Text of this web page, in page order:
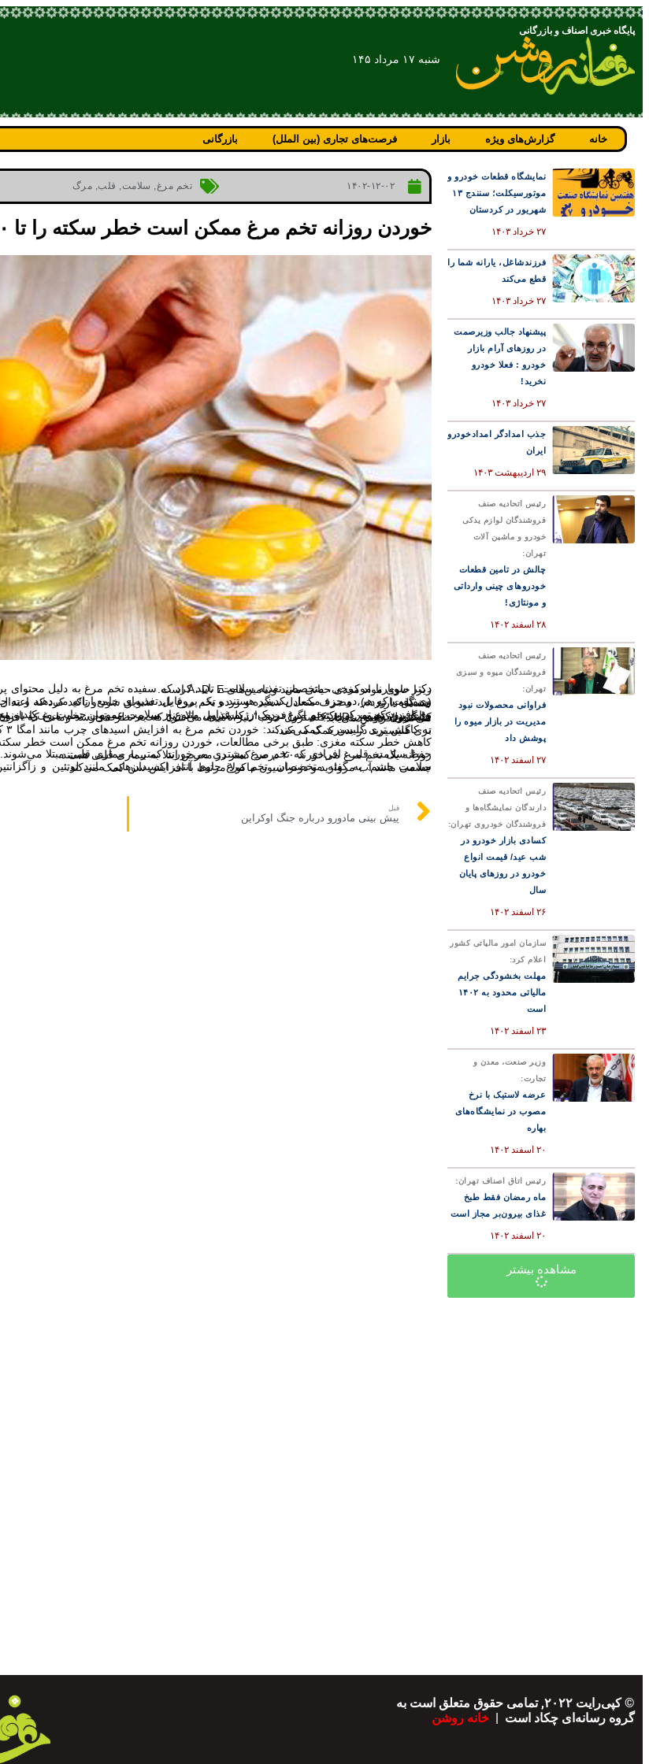
پایگاه خبری اصناف و بازرگانی
شنبه ۱۷ مرداد ۱۴۵
خانه گزارش‌های ویژه بازار فرصت‌های تجاری (بین الملل) بازرگانی
نمایشگاه قطعات خودرو و
موتورسیکلت؛ سنندج ۱۳
شهریور در کردستان
۲۷ خرداد ۱۴۰۳
فرزندشاغل، یارانه شما را
قطع می‌کند
۲۷ خرداد ۱۴۰۳
پیشنهاد جالب وزیرصمت
در روزهای آرام بازار
خودرو : فعلا خودرو
نخرید!
۲۷ خرداد ۱۴۰۳
جذب امدادگر امدادخودرو
ایران
۲۹ اردیبهشت ۱۴۰۳
رئیس اتحادیه صنف
فروشندگان لوازم یدکی
خودرو و ماشین آلات
تهران:
چالش در تامین قطعات
خودروهای چینی وارداتی
و مونتاژی!
۲۸ اسفند ۱۴۰۲
رئیس اتحادیه صنف
فروشندگان میوه و سبزی
تهران:
فراوانی محصولات نبود
مدیریت در بازار میوه را
پوشش داد
۲۷ اسفند ۱۴۰۲
رئیس اتحادیه صنف
دارندگان نمایشگاه‌ها و
فروشندگان خودروی تهران:
کسادی بازار خودرو در
شب عید/ قیمت انواع
خودرو در روزهای پایان
سال
۲۶ اسفند ۱۴۰۲
سازمان امور مالیاتی کشور
اعلام کرد:
مهلت بخشودگی جرایم
مالیاتی محدود به ۱۴۰۲
است
۲۳ اسفند ۱۴۰۲
وزیر صنعت، معدن و
تجارت:
عرضه لاستیک با نرخ
مصوب در نمایشگاه‌های
بهاره
۲۰ اسفند ۱۴۰۲
رئیس اتاق اصناف تهران:
ماه رمضان فقط طبخ
غذای بیرون‌بر مجاز است
۲۰ اسفند ۱۴۰۲
مشاهده بیشتر
۱۴۰۲-۱۲-۰۲ تخم مرغ, سلامت, قلب, مرگ
خوردن روزانه تخم مرغ ممکن است خطر سکته را تا ۳۰ درصد کاهش دهد
دکتر سوپارنا موکرجی، متخصص تغذیه سلامت، تایید کرد که سفیده تخم مرغ به دلیل محتوای پروتئین دارای ارزش غذایی زیادی است، زیرا حاوی مواد مغذی حیاتی مانند ویتامین‌های A، D، E است.
وی گفت که هر دو جزء مکمل یکدیگر هستند و یک پروفایل تغذیه‌ای جامع ارائه می‌دهند و به جای تمرکز روی یک قسمت از تخم مرغ (سفیده یا زرده)، مصرف متعادل سفیده و زرده تخم مرغ باید تشویق شود و تاکید کرد که اعتدال. کلیدی است، به ویژه برای افرادی که مشکل دارند.
وی افزود که تمرکز بر تخم مرغ در یک رژیم غذایی متنوع از سلامت عمومی حمایت می‌کند و مجموعه‌ای غنی از مواد مغذی ضروری را برای بدن تضمین می‌کند و اگر فردی از کلسترول بالا رنج می‌برد، می‌توان تخم مرغ را با نوع دیگری از مواد غذایی غنی از پروتئین جایگزین کرد.
کلسترول خوب: HDL “کلسترول خوب” نیز نامیده می‌شود که به نظر می‌رسد زمانی که افراد سه یا بیشتر تخم مرغ در روز مصرف می‌کنند افزایش می‌یابد.
به کاهش تری گلیسیرید کمک می‌کند: خوردن تخم مرغ به افزایش اسیدهای چرب مانند امگا ۳ کمک می‌کند و در نتیجه به کاهش سطح تری گلیسیرید در بدن کمک می‌کند.
کاهش خطر سکته مغزی: طبق برخی مطالعات، خوردن روزانه تخم مرغ ممکن است خطر سکته را تا ۳۰ درصد
حفظ سلامت قلب: افرادی که تخم مرغ بیشتری می‌خورند کمتر به بیماری قلبی مبتلا می‌شوند. یک مطالعه چینی نشان داد افرادی که روزانه یک تخم مرغ می‌خورند ۲۰ درصد کمتر در معرض ابتلا به بیماری قلبی هستند.
سلامت چشم: به گفته متخصصان، تخم مرغ حاوی آنتی اکسیدان‌هایی مانند لوتئین و زآگزانتین است که به پیشگیری از بیماری‌های چشمی مانند آب مروارید و دژنراسیون ماکولا مرتبط با افزایش سن کمک می‌کند.
قبل
پیش بینی مادورو درباره جنگ اوکراین
© کپی‌رایت ۲۰۲۲, تمامی حقوق متعلق است به
گروه رسانه‌ای چکاد است | خانه روشن